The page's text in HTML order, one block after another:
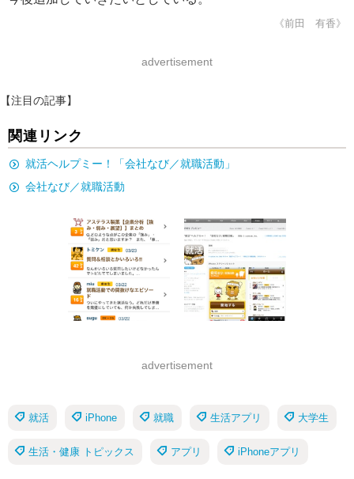
《前田 有香》
advertisement
【注目の記事】
関連リンク
就活ヘルプミー！「会社なび／就職活動」
会社なび／就職活動
advertisement
就活 iPhone 就職 生活アプリ 大学生
生活・健康 トピックス アプリ iPhoneアプリ